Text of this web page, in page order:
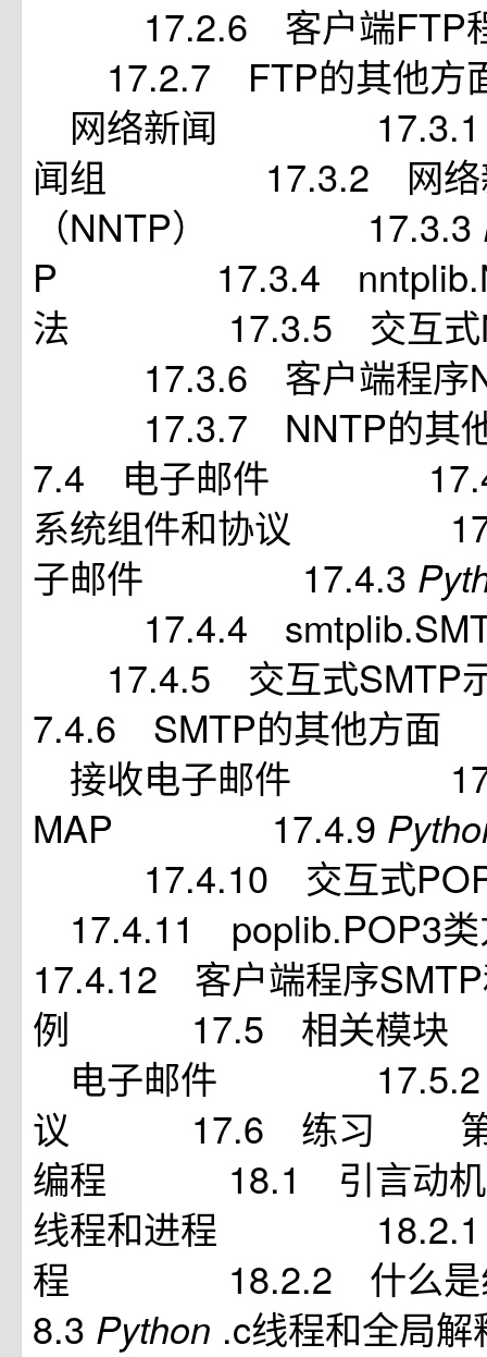
17.2.6 客户端
17.2.7 FTP的其
网络新闻 17.3.1
闻组 17.3.2 网络新
（NNTP） 17.3.3
P 17.3.4
法 17.3.5 交互式
17.3.6 客户端程序
17.3.7 NNTP的
7.4 电子邮件
系统组件和协议
子邮件 17.4.3
17.4.4
17.4.5 交互式
7.4.6 SMTP的其他
接收电子邮件
MAP 17.4.9
17.4.10 交互式
17.4.11
17.4.12 客户端程序
例 17.5 相关模
电子邮件 17.5.2
议 17.6 练习 第
编程 18.1 引言
线程和进程 18.2.1
程 18.2.2 什么
8.3 Python .c线程和全